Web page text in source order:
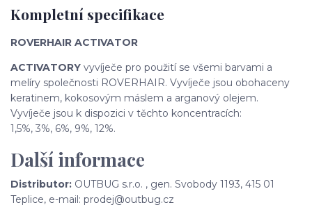
Kompletní specifikace
ROVERHAIR ACTIVATOR
ACTIVATORY vyvíječe pro použití se všemi barvami a
melíry společnosti ROVERHAIR. Vyvíječe jsou obohaceny
keratinem, kokosovým máslem a arganový olejem.
Vyvíječe jsou k dispozici v těchto koncentracích:
1,5%, 3%, 6%, 9%, 12%.
Další informace
Distributor: OUTBUG s.r.o. , gen. Svobody 1193, 415 01
Teplice, e-mail: prodej@outbug.cz